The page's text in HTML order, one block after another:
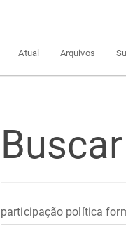
Atual Arquivos
Buscar
Pesquisar
termo